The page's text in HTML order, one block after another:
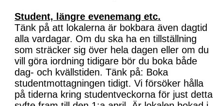
Student, längre evenemang etc.
Tänk på att lokalerna är bokbara även dagtid
alla vardagar. Om du ska ha en tillställning
som sträcker sig över hela dagen eller om du
vill göra iordning tidigare bör du boka både
dag- och kvällstiden. Tänk på: Boka
studentmottagningen tidigt. Vi försöker hålla
på tiderna kring studentveckorna för just detta